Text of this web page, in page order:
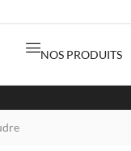
NOS PRODUITS